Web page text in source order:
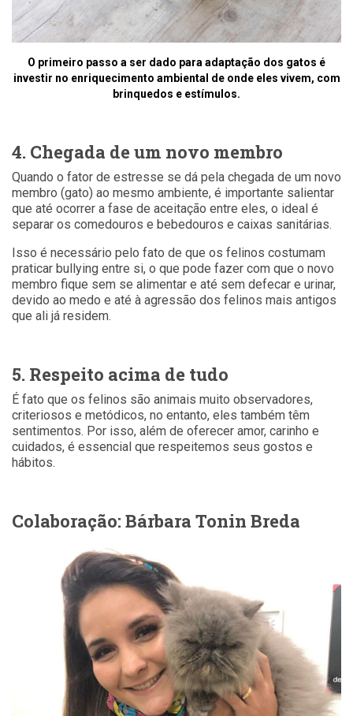
O primeiro passo a ser dado para adaptação dos gatos é
investir no enriquecimento ambiental de onde eles vivem, com
brinquedos e estímulos.
4. Chegada de um novo membro
Quando o fator de estresse se dá pela chegada de um novo
membro (gato) ao mesmo ambiente, é importante salientar
que até ocorrer a fase de aceitação entre eles, o ideal é
separar os comedouros e bebedouros e caixas sanitárias.
Isso é necessário pelo fato de que os felinos costumam
praticar bullying entre si, o que pode fazer com que o novo
membro fique sem se alimentar e até sem defecar e urinar,
devido ao medo e até à agressão dos felinos mais antigos
que ali já residem.
5. Respeito acima de tudo
É fato que os felinos são animais muito observadores,
criteriosos e metódicos, no entanto, eles também têm
sentimentos. Por isso, além de oferecer amor, carinho e
cuidados, é essencial que respeitemos seus gostos e
hábitos.
Colaboração: Bárbara Tonin Breda